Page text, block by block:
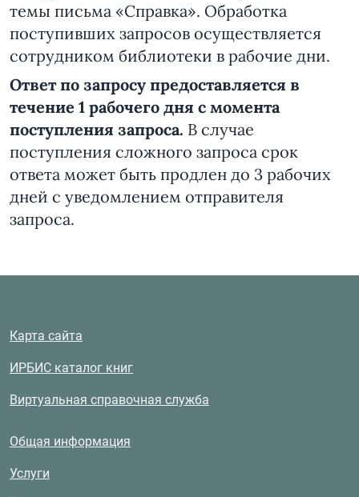
темы письма «Справка». Обработка
поступивших запросов осуществляется
сотрудником библиотеки в рабочие дни.
Ответ по запросу предоставляется в
течение 1 рабочего дня с момента
поступления запроса. В случае
поступления сложного запроса срок
ответа может быть продлен до 3 рабочих
дней с уведомлением отправителя
запроса.
Карта сайта
ИРБИС каталог книг
Виртуальная справочная служба
Общая информация
Услуги